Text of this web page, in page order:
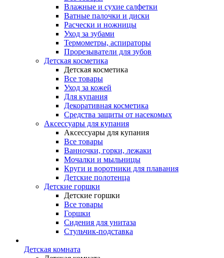
Влажные и сухие салфетки
Ватные палочки и диски
Расчески и ножницы
Уход за зубами
Термометры, аспираторы
Прорезыватели для зубов
Детская косметика
Детская косметика
Все товары
Уход за кожей
Для купания
Декоративная косметика
Средства защиты от насекомых
Аксессуары для купания
Аксессуары для купания
Все товары
Ванночки, горки, лежаки
Мочалки и мыльницы
Круги и воротники для плавания
Детские полотенца
Детские горшки
Детские горшки
Все товары
Горшки
Сидения для унитаза
Стульчик-подставка
Детская комната